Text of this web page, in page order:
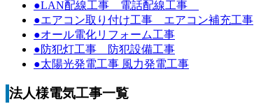
●LAN配線工事 電話配線工事
●エアコン取り付け工事 エアコン補充工事
●オール電化リフォーム工事
●防犯灯工事 防犯設備工事
●太陽光発電工事 風力発電工事
法人様電気工事一覧